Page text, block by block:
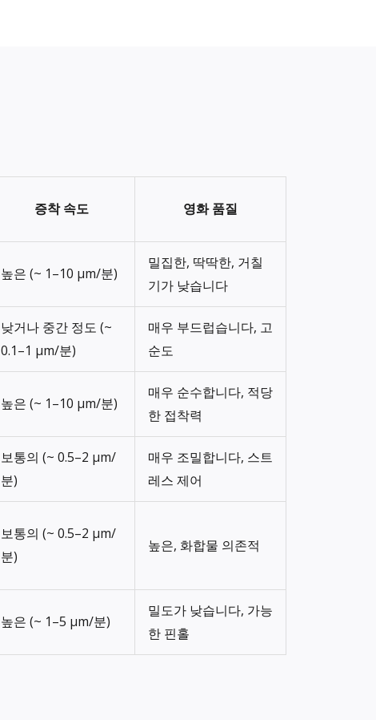
증착 속도 영화 품질
높은 (~ 1–10 µm/분)
밀집한, 딱딱한, 거칠
기가 낮습니다
낮거나 중간 정도 (~
0.1–1 µm/분)
매우 부드럽습니다, 고
순도
높은 (~ 1–10 µm/분)
매우 순수합니다, 적당
한 접착력
보통의 (~ 0.5–2 µm/
분)
매우 조밀합니다, 스트
레스 제어
보통의 (~ 0.5–2 µm/
분)
높은, 화합물 의존적
높은 (~ 1–5 µm/분)
밀도가 낮습니다, 가능
한 핀홀